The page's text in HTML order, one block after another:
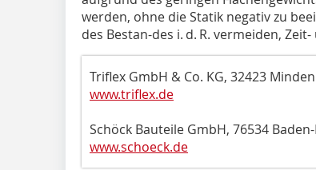
werden, ohne die Statik negativ zu
des Bestan-des i. d. R. vermeiden,
Triflex GmbH & Co. KG, 32423 Minden
www.triflex.de
Schöck Bauteile GmbH, 76534
www.schoeck.de